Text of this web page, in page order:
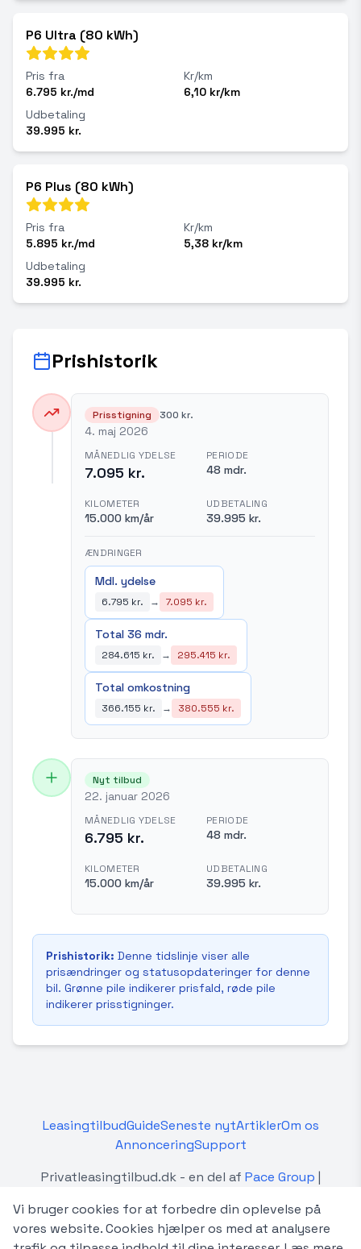
P6 Ultra (80 kWh)
Pris fra
6.795 kr./md
Kr/km
6,10 kr/km
Udbetaling
39.995 kr.
P6 Plus (80 kWh)
Pris fra
5.895 kr./md
Kr/km
5,38 kr/km
Udbetaling
39.995 kr.
Prishistorik
Prisstigning 300 kr.
4. maj 2026
MÅNEDLIG YDELSE
7.095 kr.
PERIODE
48 mdr.
KILOMETER
15.000 km/år
UDBETALING
39.995 kr.
ÆNDRINGER
Mdl. ydelse
6.795 kr. → 7.095 kr.
Total 36 mdr.
284.615 kr. → 295.415 kr.
Total omkostning
366.155 kr. → 380.555 kr.
Nyt tilbud
22. januar 2026
MÅNEDLIG YDELSE
6.795 kr.
PERIODE
48 mdr.
KILOMETER
15.000 km/år
UDBETALING
39.995 kr.
Prishistorik: Denne tidslinje viser alle
prisændringer og statusopdateringer for denne
bil. Grønne pile indikerer prisfald, røde pile
indikerer prisstigninger.
LeasingtilbudGuideSeneste nytArtiklerOm os
AnnonceringSupport
Privatleasingtilbud.dk - en del af Pace Group |
Privatleasingtilbud.dk er en uafhængig platform, der
sammenligner privatleasingtilbud fra forskellige
Vi bruger cookies for at forbedre din oplevelse på
vores website. Cookies hjælper os med at analysere